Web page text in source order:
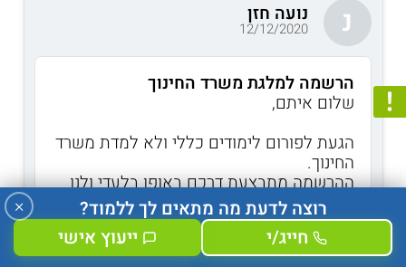
נ נועה חזן
12/12/2020
הרשמה למלגת משרד החינוך
שלום איתם,
הגעת לפורום לימודים כללי ולא למדת משרד
החינוך.
ההרשמה מתבצעת דרכם באופן בלעדי ולנו
אין גישה למערכת המלגות שלהם כך שהדרך
היחידה היא לפנות אליהם בשנית ולהמתין
בסבלנות.
רוצה לדעת מה מתאים לך ללמוד?
חייג/י
ייעוץ אישי
×